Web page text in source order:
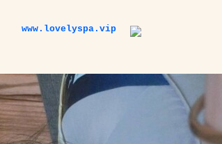
www.lovelyspa.vip